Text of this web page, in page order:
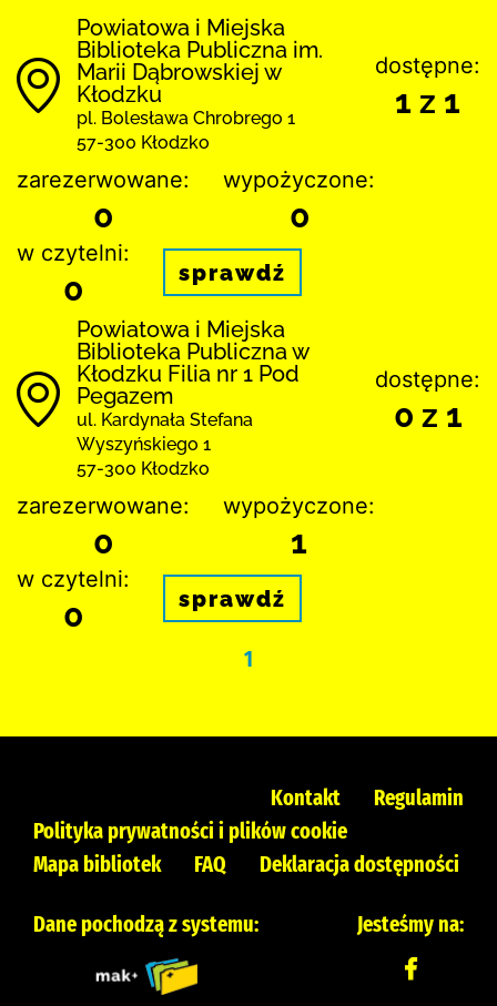
Powiatowa i Miejska
Biblioteka Publiczna im.
Marii Dąbrowskiej w
Kłodzku
pl. Bolesława Chrobrego 1
57-300 Kłodzko
dostępne:
1 z 1
zarezerwowane:
0
wypożyczone:
0
w czytelni:
0 sprawdź
Powiatowa i Miejska
Biblioteka Publiczna w
Kłodzku Filia nr 1 Pod
Pegazem
ul. Kardynała Stefana
Wyszyńskiego 1
57-300 Kłodzko
dostępne:
0 z 1
zarezerwowane:
0
wypożyczone:
1
w czytelni:
0 sprawdź
1
Kontakt
Regulamin
Polityka prywatności i plików cookie
Mapa bibliotek
FAQ Deklaracja dostępności
Dane pochodzą z systemu: Jesteśmy na: